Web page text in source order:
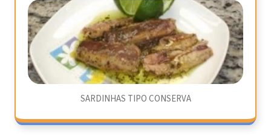
SARDINHAS TIPO CONSERVA